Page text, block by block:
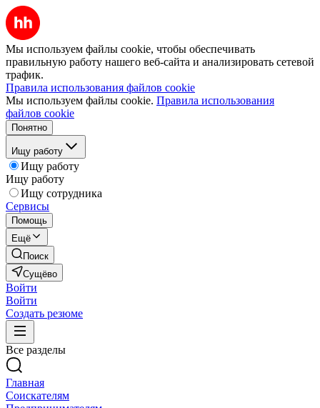
Мы используем файлы cookie, чтобы обеспечивать
правильную работу нашего веб-сайта и анализировать сетевой
трафик.
Правила использования файлов cookie
Мы используем файлы cookie. Правила использования
файлов cookie
Понятно
Ищу работу
Ищу работу
Ищу работу
Ищу сотрудника
Сервисы
Помощь
Ещё
Поиск
Сущёво
Войти
Войти
Создать резюме
Все разделы
Главная
Соискателям